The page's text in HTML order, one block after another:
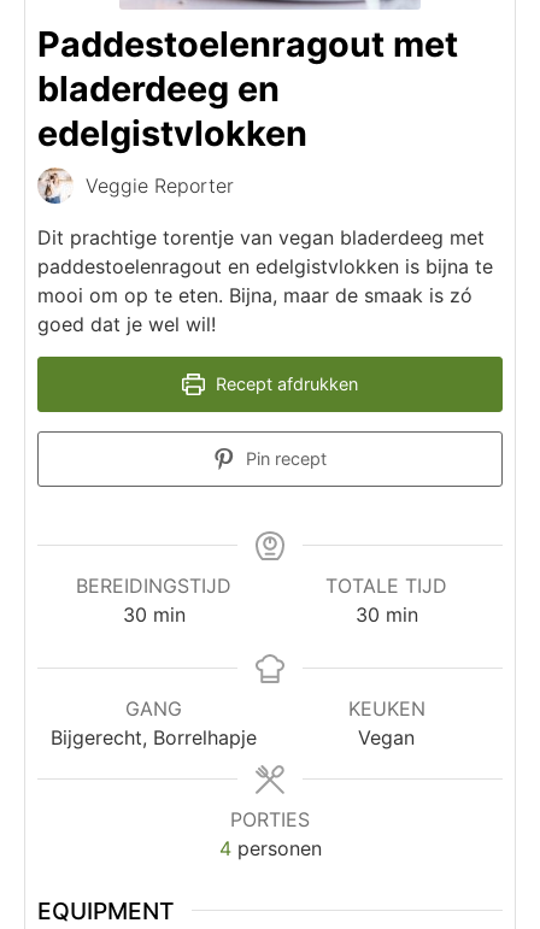
Paddestoelenragout met
bladerdeeg en
edelgistvlokken
Veggie Reporter
Dit prachtige torentje van vegan bladerdeeg met
paddestoelenragout en edelgistvlokken is bijna te
mooi om op te eten. Bijna, maar de smaak is zó
goed dat je wel wil!
Recept afdrukken
Pin recept
BEREIDINGSTIJD
30 min
TOTALE TIJD
30 min
GANG
Bijgerecht, Borrelhapje
KEUKEN
Vegan
PORTIES
4 personen
EQUIPMENT